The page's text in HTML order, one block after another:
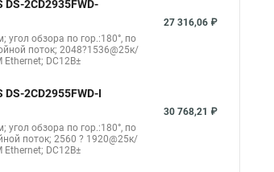
2CD2935FWD-
угол обзора по гор.:180°, по
поток; 2048?1536@25к/
Ethernet; DC12В±
27 316,06 ₽
2CD2955FWD-I
угол обзора по гор.:180°, по
поток; 2560 ? 1920@25к/
Ethernet; DC12В±
30 768,21 ₽